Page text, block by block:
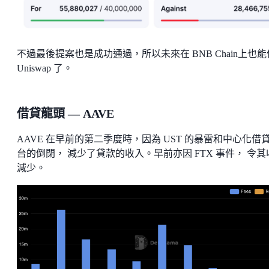
不過最後提案也是成功通過，所以未來在 BNB Chain上也能
Uniswap 了。
借貸龍頭 — AAVE
AAVE 在早前的第二季度時，因為 UST 的暴雷和中心化借
台的倒閉， 減少了貸款的收入。早前亦因 FTX 事件， 令其
減少。